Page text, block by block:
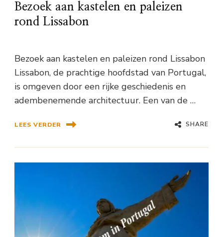
Bezoek aan kastelen en paleizen
rond Lissabon
Bezoek aan kastelen en paleizen rond Lissabon
Lissabon, de prachtige hoofdstad van Portugal,
is omgeven door een rijke geschiedenis en
adembenemende architectuur. Een van de …
LEES VERDER SHARE